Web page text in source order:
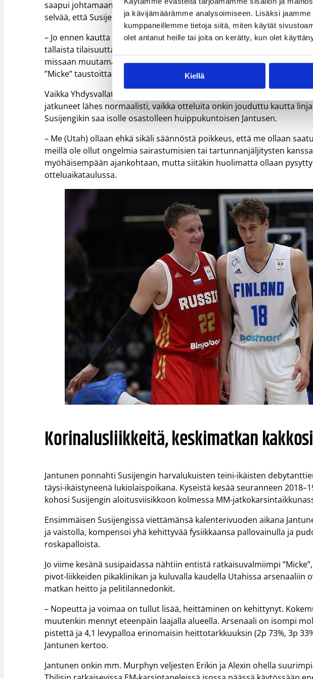
ja kävijämäärämme analysoimiseen. Lisäksi
kumppaneillemme tietoja siitä, miten käytät
olet antanut heille tai joita on kerätty, kun olet
Kiellä
saapui johtamaan Susiladiesin peliä Portugalin EM-karsintaikkunaan.
selvää, että Susijengi kutsuisi helmikuussa.
– Jo ennen kautta puhuttiin, että jos mahdollisuus avautuu, mä pelaan
tällaista tilaisuutta ei tullut, mutta nyt tuli. Utahissa jengikaverit ja
missaan muutaman matsin, mutta he ymmärsivät näiden pelien
”Micke” taustoittaa.
Vaikka Yhdysvallat on kärsinyt ankarasti koronaviruspandemiasta
jatkuneet lähes normaalisti, vaikka otteluita onkin jouduttu kautta
Susijengikin saa isolle osastolleen huippukuntoisen Jantusen.
– Me (Utah) ollaan ehkä sikäli säännöstä poikkeus, että me ollaan
meillä ole ollut ongelmia sairastumisien tai tartunnanjäljitysten
myöhäisempään ajankohtaan, mutta siitäkin huolimatta ollaan
otteluaikataulussa.
Korinalusliikkeitä, keskimatkan
Jantunen ponnahti Susijengin harvalukuisten teini-ikäisten
täysi-ikäistyneenä lukiolaispoikana. Kyseistä kesää seuranneen
kohosi Susijengin aloitusviisikkoon kolmessa MM-
Ensimmäisen Susijengissä viettämänsä kalenterivuoden aikana
ja vaistolla, kompensoi yhä kehittyvää fysiikkaansa pallovainulla ja
roskapalloista.
Jo viime kesänä susipaidassa nähtiin entistä ratkaisuvalmiimpi
pivot-liikkeiden pikaklinikan ja kuluvalla kaudella Utahissa
matkan heitto ja pelitilannedonkit.
– Nopeutta ja voimaa on tullut lisää, heittäminen on kehittynyt.
muutenkin mennyt eteenpäin laajalla alueella. Arsenaali on isompi
pistettä ja 4,1 levypalloa erinomaisin heittotarkkuuksin (2p 73%, 3p
Jantunen kertoo.
Jantunen onkin mm. Murphyn veljesten Erikin ja Alexin ohella